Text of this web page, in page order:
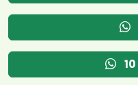
10